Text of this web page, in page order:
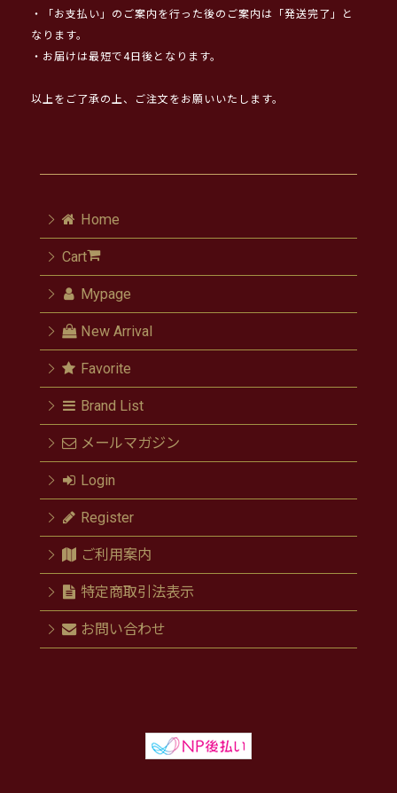
・「お支払い」のご案内を行った後のご案内は「発送完了」と
なります。
・お届けは最短で4日後となります。
以上をご了承の上、ご注文をお願いいたします。
Home
Cart
Mypage
New Arrival
Favorite
Brand List
メールマガジン
Login
Register
ご利用案内
特定商取引法表示
お問い合わせ